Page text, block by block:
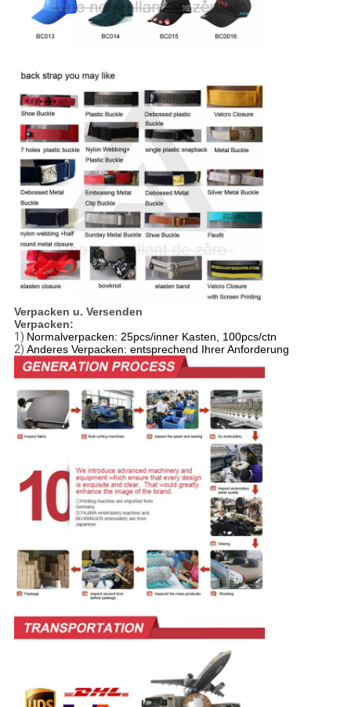
Verpacken u. Versenden
Verpacken:
1) Normalverpacken: 25pcs/inner Kasten, 100pcs/ctn
2) Anderes Verpacken: entsprechend Ihrer Anforderung